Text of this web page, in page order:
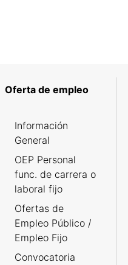
Oferta de empleo
Información
General
OEP Personal
func. de carrera o
laboral fijo
Ofertas de
Empleo Público /
Empleo Fijo
Convocatoria